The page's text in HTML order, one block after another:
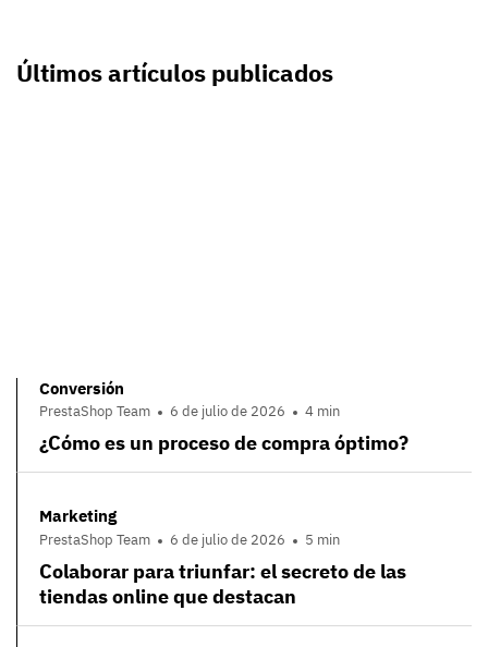
Últimos artículos publicados
Conversión
PrestaShop Team 6 de julio de 2026 4 min
¿Cómo es un proceso de compra óptimo?
Marketing
PrestaShop Team 6 de julio de 2026 5 min
Colaborar para triunfar: el secreto de las
tiendas online que destacan